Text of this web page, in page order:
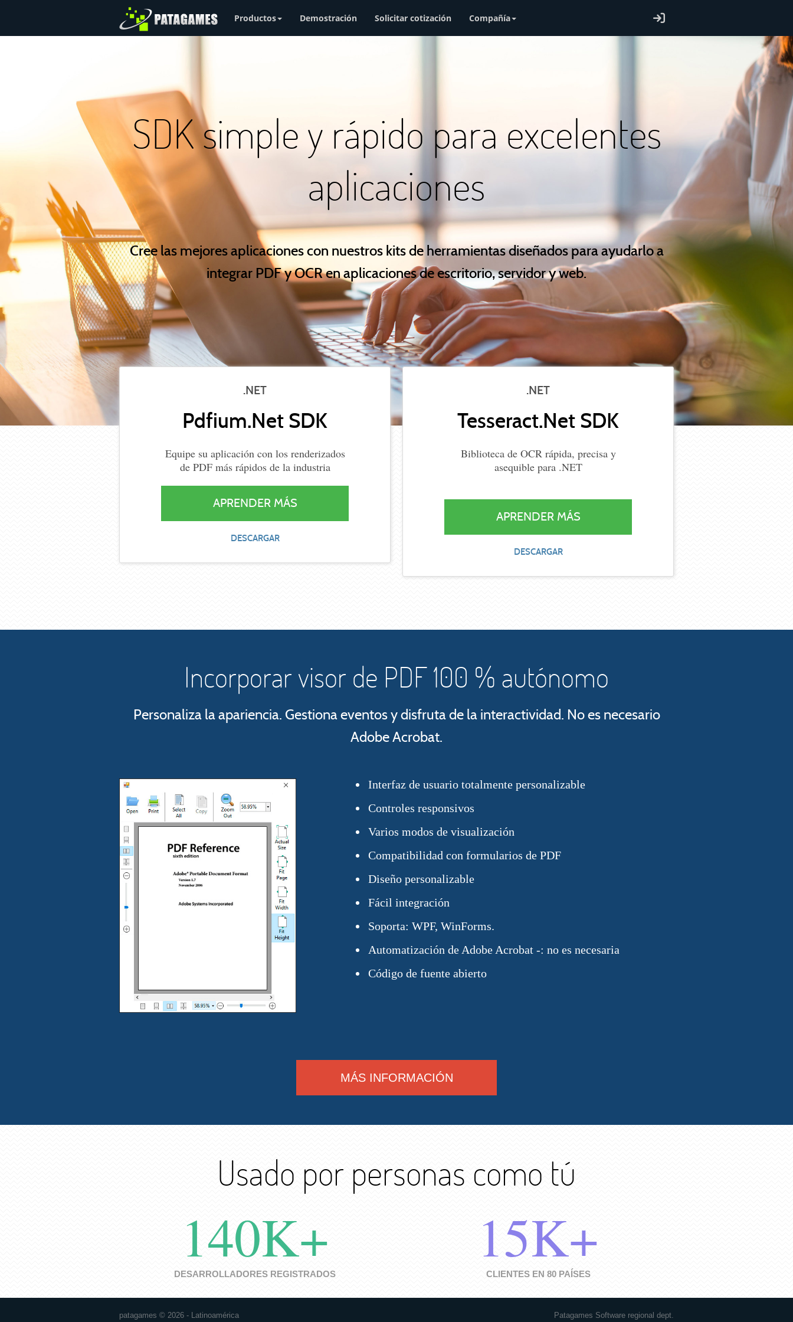
Productos Demostración Solicitar cotización Compañía
SDK simple y rápido para excelentes
aplicaciones
Cree las mejores aplicaciones con nuestros kits de herramientas diseñados para ayudarlo a
integrar PDF y OCR en aplicaciones de escritorio, servidor y web.
.NET
Pdfium.Net SDK
Equipe su aplicación con los renderizados
de PDF más rápidos de la industria
APRENDER MÁS
DESCARGAR
.NET
Tesseract.Net SDK
Biblioteca de OCR rápida, precisa y
asequible para .NET
APRENDER MÁS
DESCARGAR
Incorporar visor de PDF 100 % autónomo
Personaliza la apariencia. Gestiona eventos y disfruta de la interactividad. No es necesario
Adobe Acrobat.
Interfaz de usuario totalmente personalizable
Controles responsivos
Varios modos de visualización
Compatibilidad con formularios de PDF
Diseño personalizable
Fácil integración
Soporta: WPF, WinForms.
Automatización de Adobe Acrobat -: no es necesaria
Código de fuente abierto
MÁS INFORMACIÓN
Usado por personas como tú
140K+
DESARROLLADORES REGISTRADOS
15K+
CLIENTES EN 80 PAÍSES
patagames © 2026 - Latinoamérica Patagames Software regional dept.